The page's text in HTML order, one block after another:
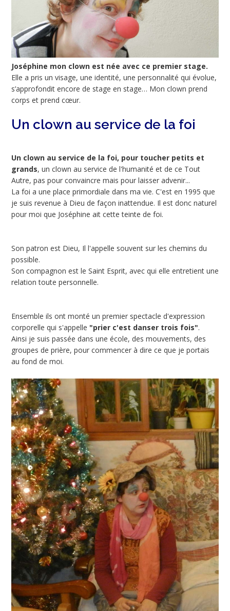
Joséphine mon clown est née avec ce premier stage.
Elle a pris un visage, une identité, une personnalité qui évolue,
s’approfondit encore de stage en stage… Mon clown prend
corps et prend cœur.
Un clown au service de la foi
Un clown au service de la foi, pour toucher petits et
grands, un clown au service de l'humanité et de ce Tout
Autre, pas pour convaincre mais pour laisser advenir...
La foi a une place primordiale dans ma vie. C'est en 1995 que
je suis revenue à Dieu de façon inattendue. Il est donc naturel
pour moi que Joséphine ait cette teinte de foi.
Son patron est Dieu, Il l'appelle souvent sur les chemins du
possible.
Son compagnon est le Saint Esprit, avec qui elle entretient une
relation toute personnelle.
Ensemble ils ont monté un premier spectacle d'expression
corporelle qui s'appelle "prier c'est danser trois fois".
Ainsi je suis passée dans une école, des mouvements, des
groupes de prière, pour commencer à dire ce que je portais
au fond de moi.